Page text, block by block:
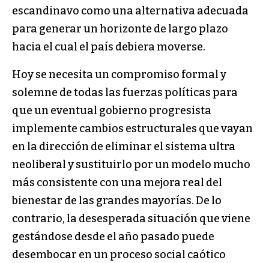
escandinavo como una alternativa adecuada
para generar un horizonte de largo plazo
hacia el cual el país debiera moverse.
Hoy se necesita un compromiso formal y
solemne de todas las fuerzas políticas para
que un eventual gobierno progresista
implemente cambios estructurales que vayan
en la dirección de eliminar el sistema ultra
neoliberal y sustituirlo por un modelo mucho
más consistente con una mejora real del
bienestar de las grandes mayorías. De lo
contrario, la desesperada situación que viene
gestándose desde el año pasado puede
desembocar en un proceso social caótico